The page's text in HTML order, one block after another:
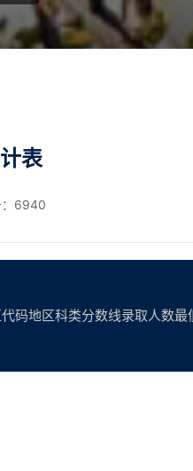
表
6940
地区科类分数线录取人数最